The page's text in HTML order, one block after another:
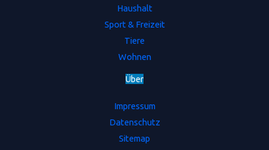
Haushalt
Sport & Freizeit
Tiere
Wohnen
Über
Impressum
Datenschutz
Sitemap